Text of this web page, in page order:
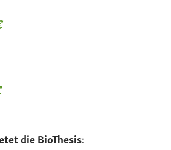
die BioThesis: